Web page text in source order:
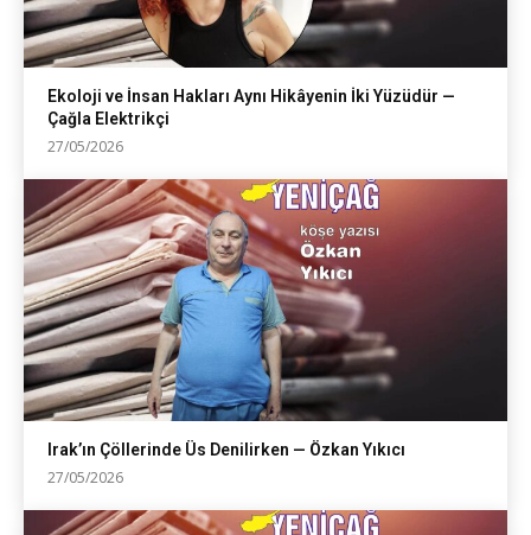
Ekoloji ve İnsan Hakları Aynı Hikâyenin İki Yüzüdür —
Çağla Elektrikçi
27/05/2026
Irak’ın Çöllerinde Üs Denilirken — Özkan Yıkıcı
27/05/2026